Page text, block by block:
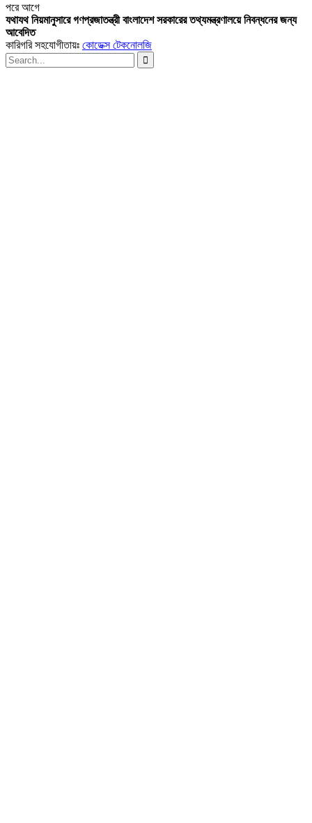
পরেআগে
যথাযথ নিয়মানুসারে গণপ্রজাতন্ত্রী বাংলাদেশ সরকারের তথ্যমন্ত্রণালয়ে নিবন্ধনের জন্য
আবেদিত
কারিগরি সহযোগীতায়ঃ কোডেক্স টেকনোলজি